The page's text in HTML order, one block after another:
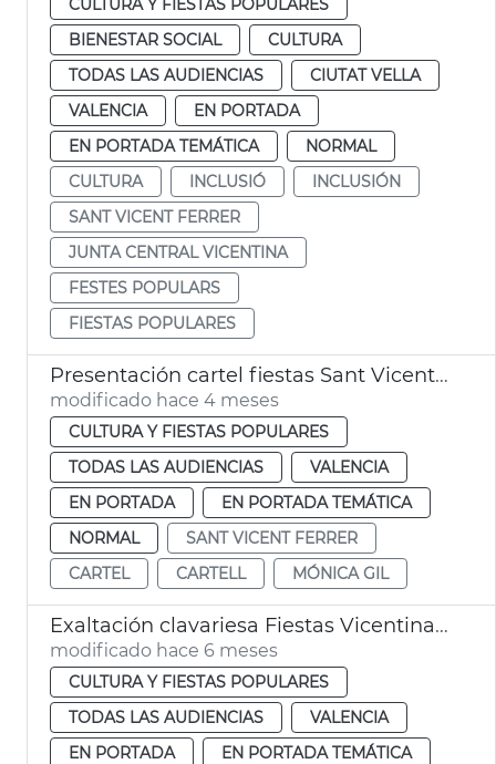
BIENESTAR SOCIAL
CULTURA
TODAS LAS AUDIENCIAS
CIUTAT VELLA
VALENCIA
EN PORTADA
EN PORTADA TEMÁTICA
NORMAL
CULTURA
INCLUSIÓ
INCLUSIÓN
SANT VICENT FERRER
JUNTA CENTRAL VICENTINA
FESTES POPULARS
FIESTAS POPULARES
Presentación cartel fiestas Sant Vicent Ferrer València
modificado hace 4 meses
CULTURA Y FIESTAS POPULARES
TODAS LAS AUDIENCIAS
VALENCIA
EN PORTADA
EN PORTADA TEMÁTICA
NORMAL
SANT VICENT FERRER
CARTEL
CARTELL MÓNICA GIL
Exaltación clavariesa Fiestas Vicentinas 2026
modificado hace 6 meses
CULTURA Y FIESTAS POPULARES
TODAS LAS AUDIENCIAS
VALENCIA
EN PORTADA
EN PORTADA TEMÁTICA